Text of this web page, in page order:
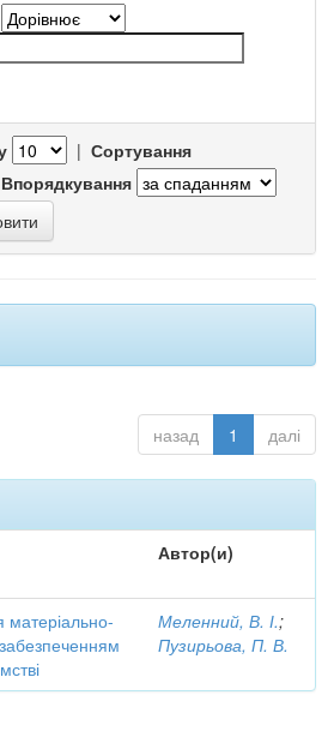
| Сортування
Впорядкування
назад 1 далі
Автор(и)
матеріально-
Меленний, В. І.;
Пузирьова, П. В.